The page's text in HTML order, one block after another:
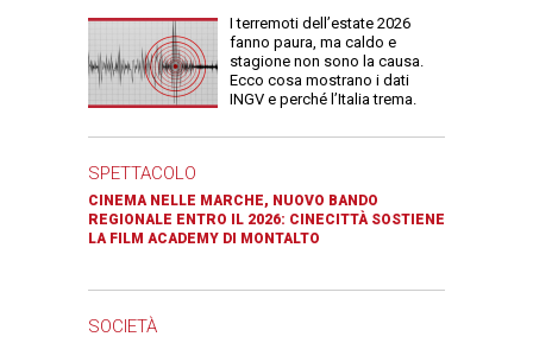
I terremoti dell’estate 2026
fanno paura, ma caldo e
stagione non sono la causa.
Ecco cosa mostrano i dati
INGV e perché l’Italia trema.
SPETTACOLO
CINEMA NELLE MARCHE, NUOVO BANDO
REGIONALE ENTRO IL 2026: CINECITTÀ SOSTIENE
LA FILM ACADEMY DI MONTALTO
SOCIETÀ